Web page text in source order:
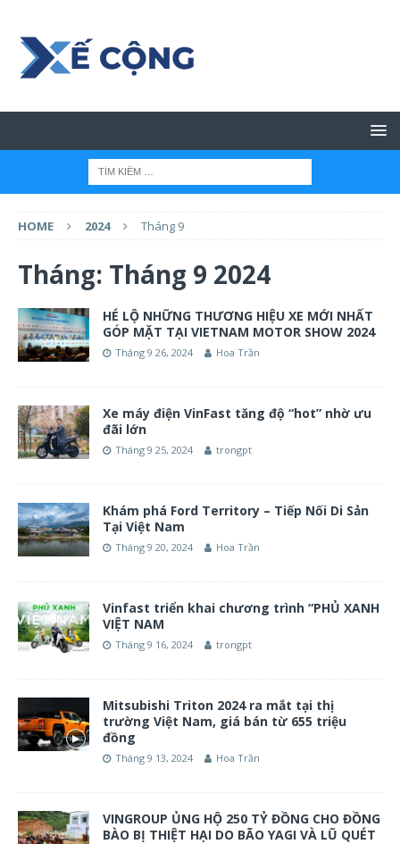
HOME 2024 Tháng 9
Tháng: Tháng 9 2024
HÉ LỘ NHỮNG THƯƠNG HIỆU XE MỚI NHẤT
GÓP MẶT TẠI VIETNAM MOTOR SHOW 2024
Tháng 9 26, 2024 Hoa Trần
Xe máy điện VinFast tăng độ “hot” nhờ ưu
đãi lớn
Tháng 9 25, 2024 trongpt
Khám phá Ford Territory – Tiếp Nối Di Sản
Tại Việt Nam
Tháng 9 20, 2024 Hoa Trần
Vinfast triển khai chương trình “PHỦ XANH
VIỆT NAM
Tháng 9 16, 2024 trongpt
Mitsubishi Triton 2024 ra mắt tại thị
trường Việt Nam, giá bán từ 655 triệu
đồng
Tháng 9 13, 2024 Hoa Trần
VINGROUP ỦNG HỘ 250 TỶ ĐỒNG CHO ĐỒNG
BÀO BỊ THIỆT HẠI DO BÃO YAGI VÀ LŨ QUÉT